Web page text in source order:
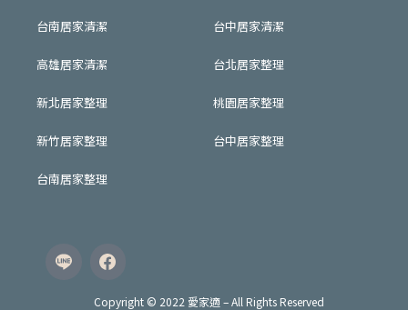
台南居家清潔 台中居家清潔
高雄居家清潔 台北居家整理
新北居家整理 桃園居家整理
新竹居家整理 台中居家整理
台南居家整理
Copyright © 2022 愛家適 – All Rights Reserved